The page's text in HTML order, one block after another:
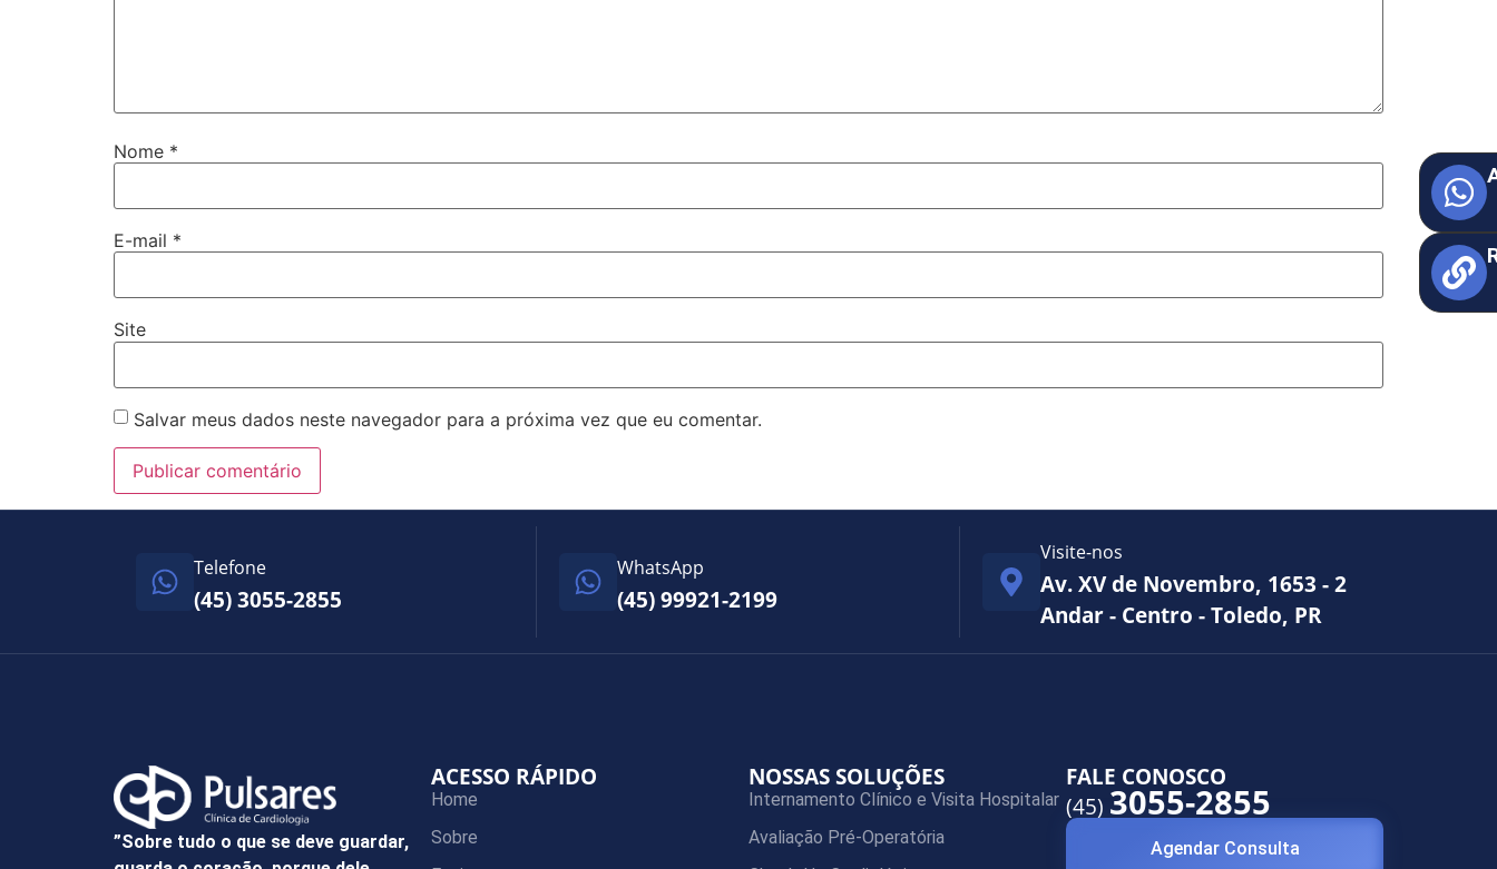
Nome *
E-mail *
Site
Salvar meus dados neste navegador para a próxima vez que eu comentar.
Telefone
(45) 3055-2855
WhatsApp
(45) 99921-2199
Visite-nos
Av. XV de Novembro, 1653 - 2
Andar - Centro - Toledo, PR
”Sobre tudo o que se deve guardar,
ACESSO RÁPIDO
Home
Sobre
NOSSAS SOLUÇÕES
Internamento Clínico e Visita Hospitalar
Avaliação Pré-Operatória
FALE CONOSCO
(45) 3055-2855
Agendar Consulta